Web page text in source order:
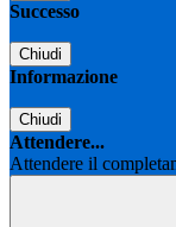
Successo
Chiudi
Informazione
Chiudi
Attendere...
Attendere il